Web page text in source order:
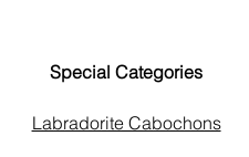
Special Categories
Labradorite Cabochons